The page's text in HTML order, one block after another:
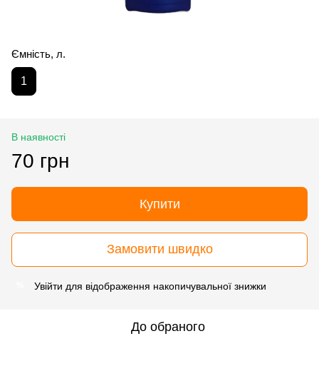
Ємність, л.
1
В наявності
70 грн
Купити
Замовити швидко
Увійти для відображення накопичувальної знижки
До обраного